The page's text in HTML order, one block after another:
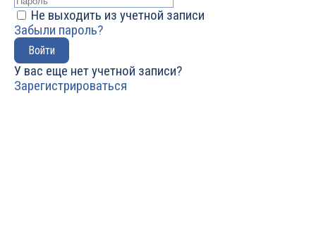
Не выходить из учетной записи
Забыли пароль?
Войти
У вас еще нет учетной записи?
Зарегистрироваться